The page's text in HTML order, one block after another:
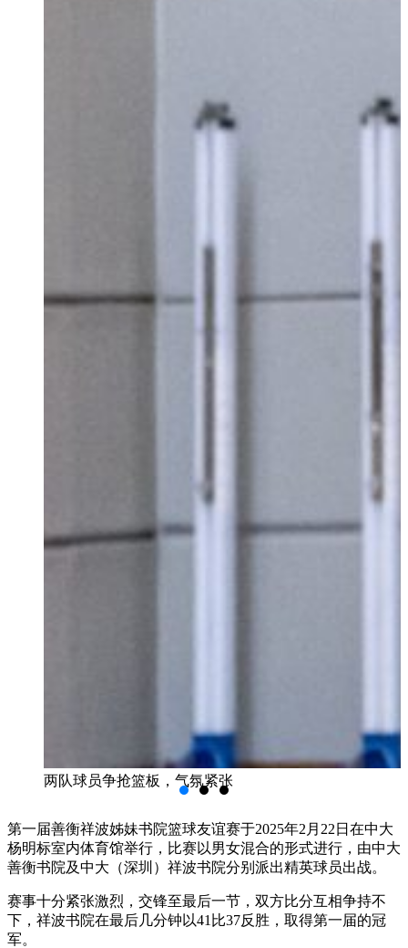
两队球员争抢篮板，气氛紧张
第一届善衡祥波姊妹书院篮球友谊赛于2025年2月22日在中大
杨明标室内体育馆举行，比赛以男女混合的形式进行，由中大
善衡书院及中大（深圳）祥波书院分别派出精英球员出战。
赛事十分紧张激烈，交锋至最后一节，双方比分互相争持不
下，祥波书院在最后几分钟以41比37反胜，取得第一届的冠
军。